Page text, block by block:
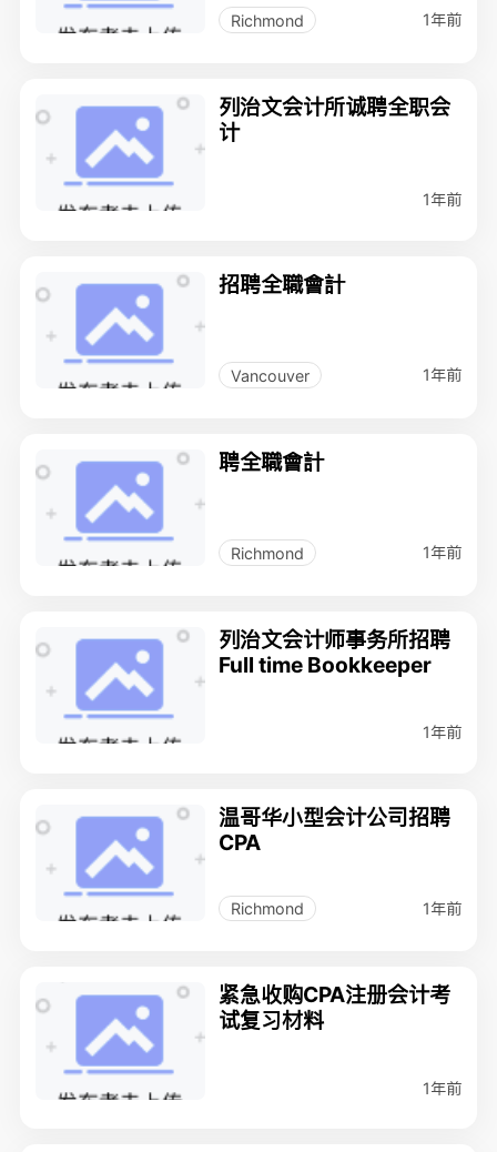
Richmond 1年前
列治文会计所诚聘全职会
计
1年前
招聘全職會計
Vancouver 1年前
聘全職會計
Richmond 1年前
列治文会计师事务所招聘
Full time Bookkeeper
1年前
温哥华小型会计公司招聘
CPA
Richmond 1年前
紧急收购CPA注册会计考
试复习材料
1年前